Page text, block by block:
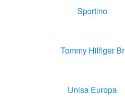
Sportino
Tommy Hilfiger Br
Unisa Europa